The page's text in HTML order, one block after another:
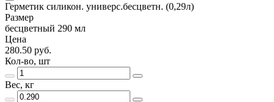
Герметик силикон. универс.бесцветн. (0,29л)
Размер
бесцветный 290 мл
Цена
280.50 руб.
Кол-во, шт
Вес, кг